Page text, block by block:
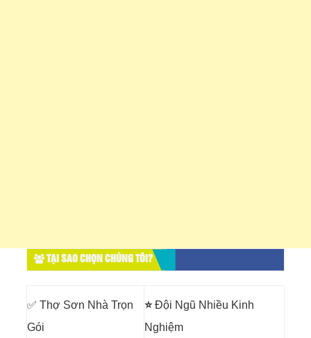
TẠI SAO CHỌN CHÚNG TÔI?
✅ Thợ Sơn Nhà Trọn
Gói
⭐Đội Ngũ Nhiều Kinh
Nghiệm